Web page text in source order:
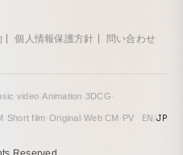
個人情報保護方針 問い合わせ
video·Animation·3DCG·
· Short film·Original ·Web CM · PV EN/JP